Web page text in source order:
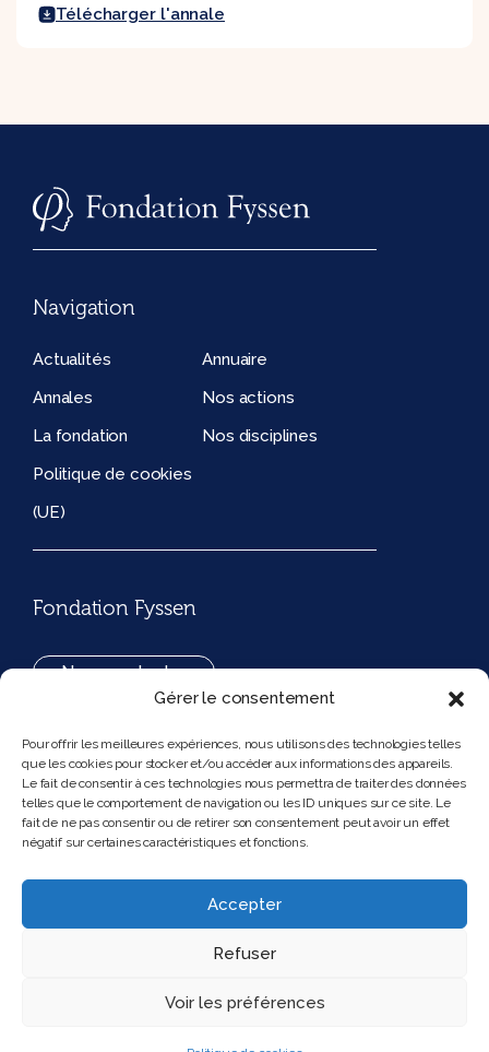
Gérer le consentement
Pour offrir les meilleures expériences, nous utilisons des technologies telles
que les cookies pour stocker et/ou accéder aux informations des appareils.
Le fait de consentir à ces technologies nous permettra de traiter des données
telles que le comportement de navigation ou les ID uniques sur ce site. Le
fait de ne pas consentir ou de retirer son consentement peut avoir un effet
négatif sur certaines caractéristiques et fonctions.
Accepter
Refuser
Voir les préférences
Télécharger l'annale
Navigation
Actualités
Annuaire
Annales
Nos actions
La fondation
Nos disciplines
Politique de cookies
(UE)
Fondation Fyssen
Nous contacter
194, rue de Rivoli 75001 Paris France
Nous suivre